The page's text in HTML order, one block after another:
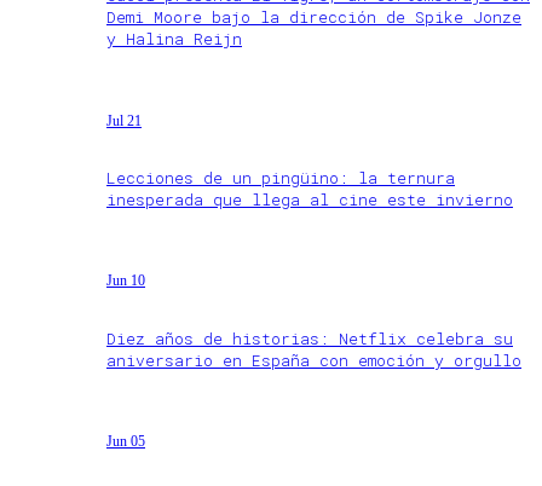
Demi Moore bajo la dirección de Spike Jonze
y Halina Reijn
Jul 21
Lecciones de un pingüino: la ternura
inesperada que llega al cine este invierno
Jun 10
Diez años de historias: Netflix celebra su
aniversario en España con emoción y orgullo
Jun 05